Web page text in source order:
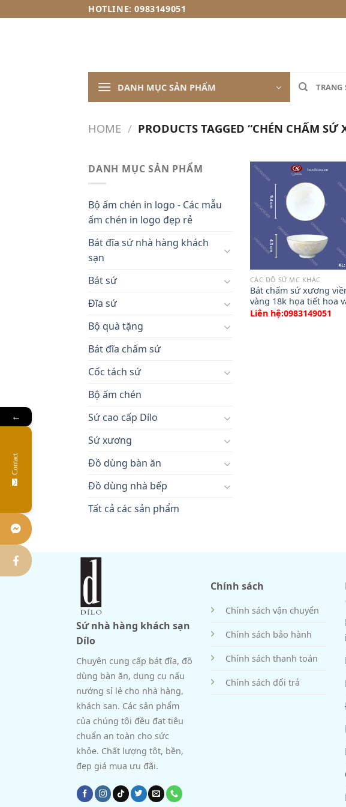
to
HOTLINE: 0983149051
DANH MỤC SẢN PHẨM TRANG
HOME / PRODUCTS TAGGED “CHÉN CHẤM SỨ
DANH MỤC SẢN PHẨM
Bộ ấm chén in logo - Các mẫu
ấm chén in logo đẹp rẻ
Bát đĩa sứ nhà hàng khách
sạn
Bát sứ
Đĩa sứ
Bộ quà tặng
Bát đĩa chấm sứ
Cốc tách sứ
Bộ ấm chén
Sứ cao cấp Dílo
Sứ xương
Đồ dùng bàn ăn
Đồ dùng nhà bếp
Tất cả các sản phẩm
CÁC ĐỒ SỨ MC KHÁC
Bát chấm sứ xương
vàng 18k họa tiết hoa
Liên hệ:0983149051
Sứ nhà hàng khách sạn
Dílo
Chuyên cung cấp bát đĩa, đồ
dùng bàn ăn, dụng cụ nấu
nướng sỉ lẻ cho nhà hàng,
khách sạn. Các sản phẩm
của chúng tôi đều đạt tiêu
chuẩn an toàn cho sức
khỏe. Chất lượng tôt, bền,
đẹp giá mua ưu đãi.
Chính sách
Chính sách vận chuyển
Chính sách bảo hành
Chính sách thanh toán
Chính sách đổi trả
←
Contact